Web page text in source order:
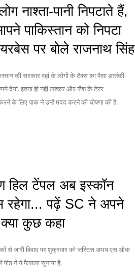
नाश्ता-पानी निपटाते हैं,
पाकिस्तान को निपटा
पर बोले राजनाथ सिंह
की सरकार वहां के लोगों के टैक्स का पैसा आतंकी
देगी. इतना ही नहीं लश्कर और जैश के टेरर
के लिए पाक ने उन्हें मदद करने की घोषणा की है.
हिल टेंपल अब इस्कॉन
रहेगा... पढ़ें SC ने अपने
कुछ कहा
से जारी विवाद पर शुक्रवार को जस्टिस अभय एस ओक
ने ये फैसला सुनाया है.